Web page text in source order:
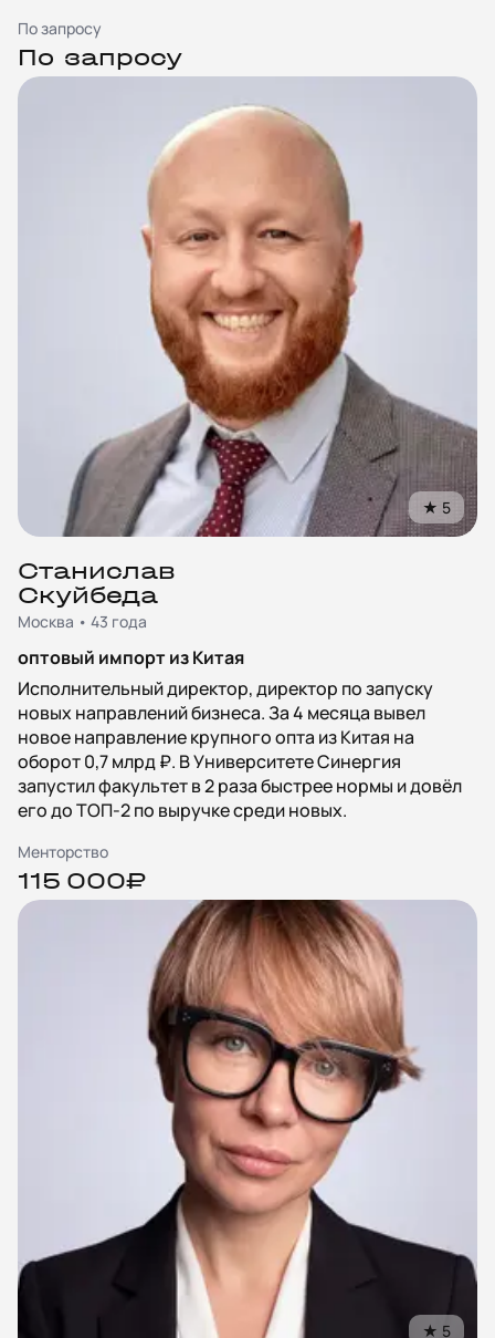
По запросу
По запросу
★ 5
Станислав
Скуйбеда
Москва • 43 года
оптовый импорт из Китая
Исполнительный директор, директор по запуску
новых направлений бизнеса. За 4 месяца вывел
новое направление крупного опта из Китая на
оборот 0,7 млрд ₽. В Университете Синергия
запустил факультет в 2 раза быстрее нормы и довёл
его до ТОП‑2 по выручке среди новых.
Менторство
115 000₽
★ 5
United Mentors
550717040115
Санкт-Петербург, Лиговский пр-т, 87, офис 23
hello@unimentors.ru